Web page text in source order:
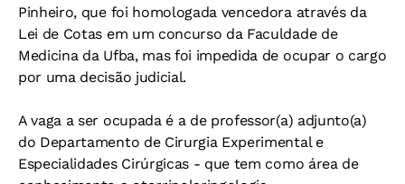
Pinheiro, que foi homologada vencedora através da
Lei de Cotas em um concurso da Faculdade de
Medicina da Ufba, mas foi impedida de ocupar o cargo
por uma decisão judicial.
A vaga a ser ocupada é a de professor(a) adjunto(a)
do Departamento de Cirurgia Experimental e
Especialidades Cirúrgicas - que tem como área de